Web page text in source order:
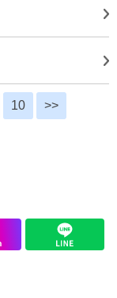
10 >>